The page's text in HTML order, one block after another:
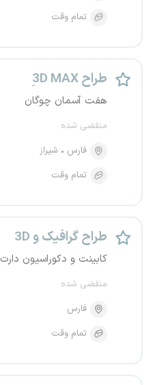
تمام وقت
3ِD MAX طراح
هفت آسمان چوگان
منقضی شده
فارس
شیراز
تمام وقت
طراح گرافیک و 3D
کابینت و دکوراسیون دارت
منقضی شده
فارس
تمام وقت